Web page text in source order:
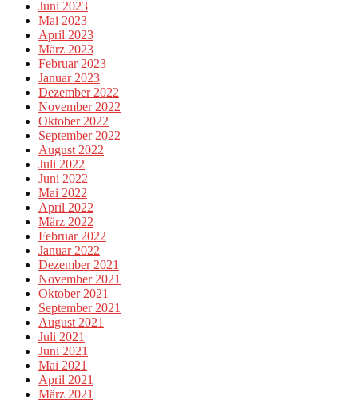
Juni 2023
Mai 2023
April 2023
März 2023
Februar 2023
Januar 2023
Dezember 2022
November 2022
Oktober 2022
September 2022
August 2022
Juli 2022
Juni 2022
Mai 2022
April 2022
März 2022
Februar 2022
Januar 2022
Dezember 2021
November 2021
Oktober 2021
September 2021
August 2021
Juli 2021
Juni 2021
Mai 2021
April 2021
März 2021